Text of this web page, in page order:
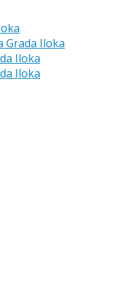
Grada Iloka
Iloka
Iloka